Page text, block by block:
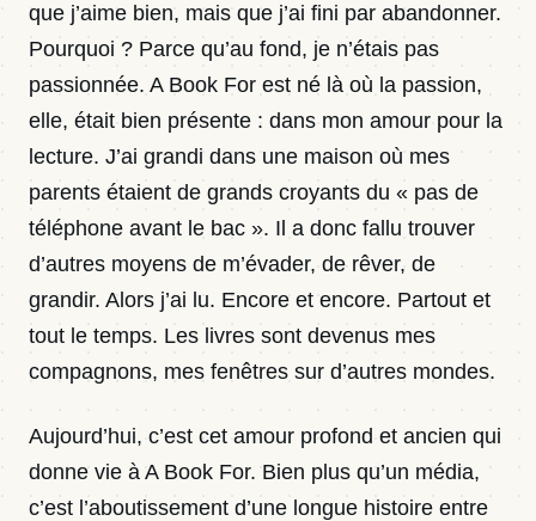
que j’aime bien, mais que j’ai fini par abandonner.
Pourquoi ? Parce qu’au fond, je n’étais pas
passionnée. A Book For est né là où la passion,
elle, était bien présente : dans mon amour pour la
lecture. J’ai grandi dans une maison où mes
parents étaient de grands croyants du « pas de
téléphone avant le bac ». Il a donc fallu trouver
d’autres moyens de m’évader, de rêver, de
grandir. Alors j’ai lu. Encore et encore. Partout et
tout le temps. Les livres sont devenus mes
compagnons, mes fenêtres sur d’autres mondes.
Aujourd’hui, c’est cet amour profond et ancien qui
donne vie à A Book For. Bien plus qu’un média,
c’est l’aboutissement d’une longue histoire entre